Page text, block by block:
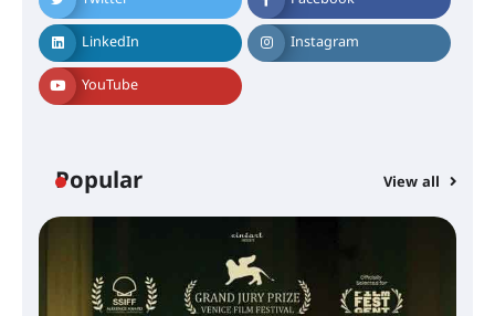
LinkedIn Instagram
YouTube
Popular View all
സെന്റ് ജോസഫ്സ് കോളജ്
കോമേഴ്‌സ് അസോസിയേഷന്
തുടക്കമായി